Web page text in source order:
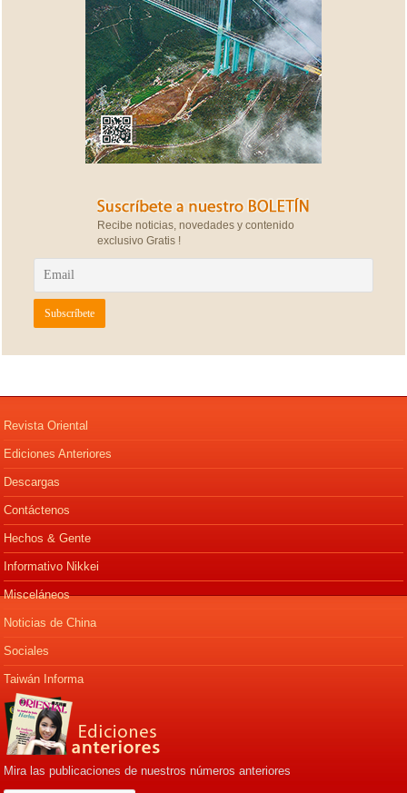
Recibe noticias, novedades y contenido
exclusivo Gratis !
Revista Oriental
Ediciones Anteriores
Descargas
Contáctenos
Hechos & Gente
Informativo Nikkei
Misceláneos
Noticias de China
Sociales
Taiwán Informa
Mira las publicaciones de nuestros números anteriores